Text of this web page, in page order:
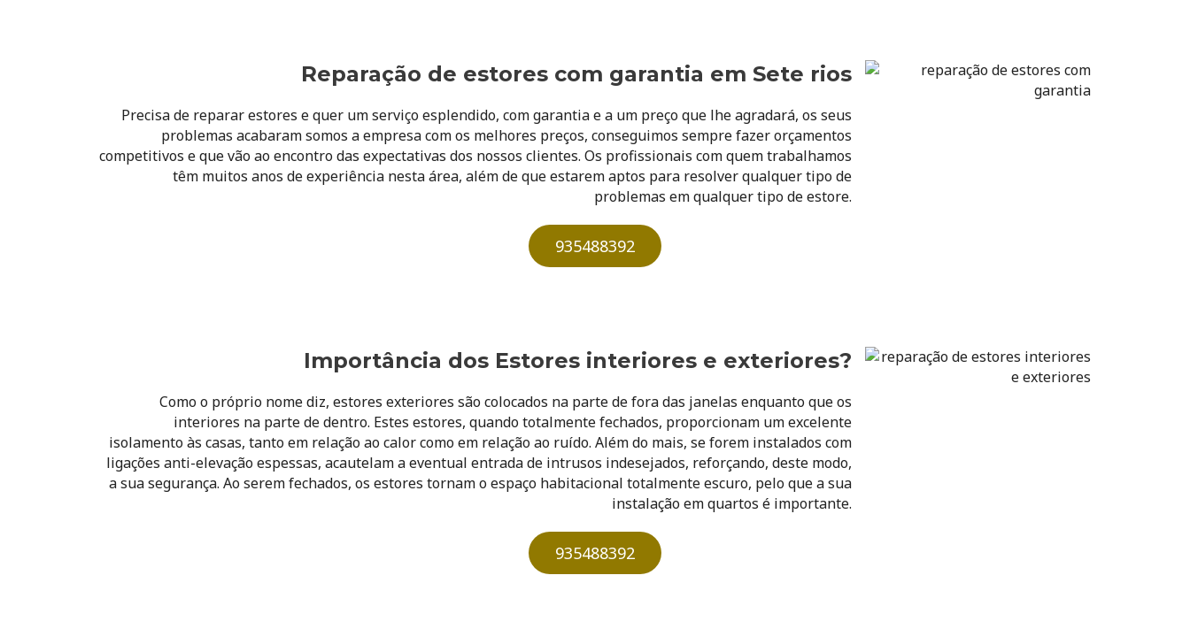
Reparação de estores com garantia em Sete rios
Precisa de reparar estores e quer um serviço esplendido, com garantia e a um preço que lhe agradará, os seus
problemas acabaram somos a empresa com os melhores preços, conseguimos sempre fazer orçamentos
competitivos e que vão ao encontro das expectativas dos nossos clientes. Os profissionais com quem trabalhamos
têm muitos anos de experiência nesta área, além de que estarem aptos para resolver qualquer tipo de
problemas em qualquer tipo de estore.
935488392
Importância dos Estores interiores e exteriores?
Como o próprio nome diz, estores exteriores são colocados na parte de fora das janelas enquanto que os
interiores na parte de dentro. Estes estores, quando totalmente fechados, proporcionam um excelente
isolamento às casas, tanto em relação ao calor como em relação ao ruído. Além do mais, se forem instalados com
ligações anti-elevação espessas, acautelam a eventual entrada de intrusos indesejados, reforçando, deste modo,
a sua segurança. Ao serem fechados, os estores tornam o espaço habitacional totalmente escuro, pelo que a sua
instalação em quartos é importante.
935488392